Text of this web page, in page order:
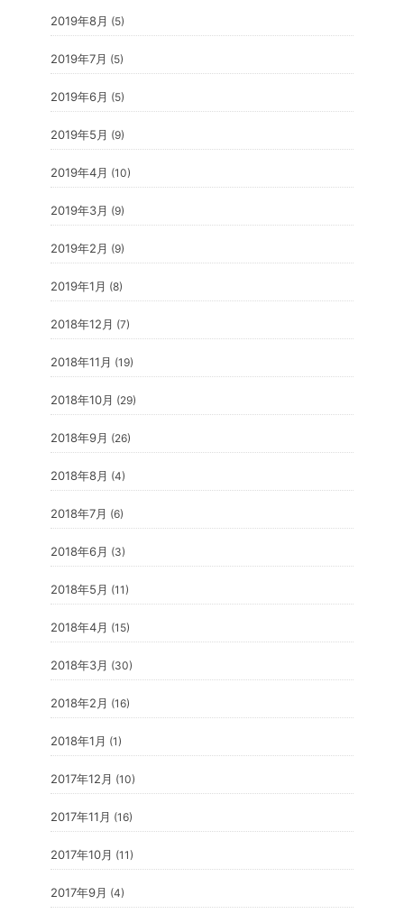
2019年8月 (5)
2019年7月 (5)
2019年6月 (5)
2019年5月 (9)
2019年4月 (10)
2019年3月 (9)
2019年2月 (9)
2019年1月 (8)
2018年12月 (7)
2018年11月 (19)
2018年10月 (29)
2018年9月 (26)
2018年8月 (4)
2018年7月 (6)
2018年6月 (3)
2018年5月 (11)
2018年4月 (15)
2018年3月 (30)
2018年2月 (16)
2018年1月 (1)
2017年12月 (10)
2017年11月 (16)
2017年10月 (11)
2017年9月 (4)